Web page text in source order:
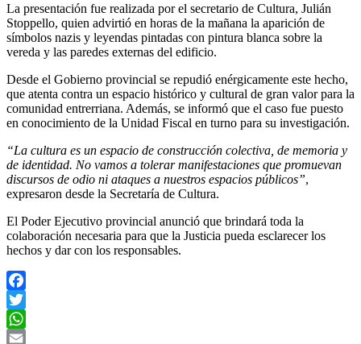
La presentación fue realizada por el secretario de Cultura, Julián
Stoppello, quien advirtió en horas de la mañana la aparición de
símbolos nazis y leyendas pintadas con pintura blanca sobre la
vereda y las paredes externas del edificio.
Desde el Gobierno provincial se repudió enérgicamente este hecho,
que atenta contra un espacio histórico y cultural de gran valor para la
comunidad entrerriana. Además, se informó que el caso fue puesto
en conocimiento de la Unidad Fiscal en turno para su investigación.
“La cultura es un espacio de construcción colectiva, de memoria y
de identidad. No vamos a tolerar manifestaciones que promuevan
discursos de odio ni ataques a nuestros espacios públicos”,
expresaron desde la Secretaría de Cultura.
El Poder Ejecutivo provincial anunció que brindará toda la
colaboración necesaria para que la Justicia pueda esclarecer los
hechos y dar con los responsables.
Facebook
Twitter
WhatsApp